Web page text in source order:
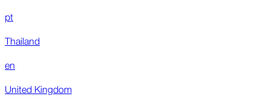
pt
Thailand
en
United Kingdom